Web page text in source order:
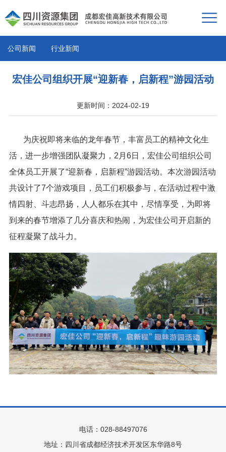
公司新闻 行业新闻
宏佳公司组织开展“迎新春，启新程”游园活动
更新时间：2024-02-19
为庆祝即将来临的龙年春节，丰富员工的精神文化生
活，进一步增强团队凝聚力，2月6日，宏佳公司组织公司
全体员工开展了“迎新春，启新程”游园活动。本次游园活动
共设计了7个游戏项目，员工们积极参与，在活动过程中激
情四射、斗志昂扬，人人都乐在其中，尽情享受，为即将
到来的春节增添了几分喜庆和热闹，为宏佳公司开启新的
征程凝聚了战斗力。
电话：028-88497076
地址：四川省成都经济技术开发区东华路8号